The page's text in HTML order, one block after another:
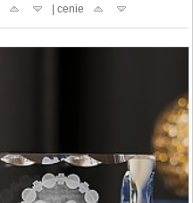
| cenie